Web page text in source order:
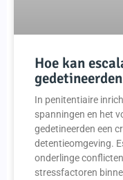
Hoe kan
In penitentiaire
spanningen en het
gedetineerden een
detentieomgeving.
onderlinge
stressfactoren